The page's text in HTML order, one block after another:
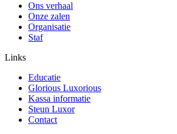
Ons verhaal
Onze zalen
Organisatie
Staf
Links
Educatie
Glorious Luxorious
Kassa informatie
Steun Luxor
Contact